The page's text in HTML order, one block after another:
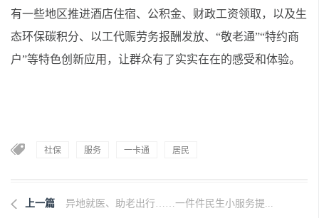
有一些地区推进酒店住宿、公积金、财政工资领取，以及生
态环保碳积分、以工代赈劳务报酬发放、“敬老通”“特约商
户”等特色创新应用，让群众有了实实在在的感受和体验。
社保 服务 一卡通 居民
上一篇 异地就医、助老出行……一件件民生小服务提...